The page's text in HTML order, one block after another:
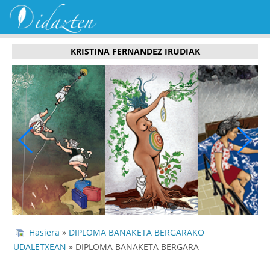
KRISTINA FERNANDEZ IRUDIAK
Hasiera » DIPLOMA BANAKETA BERGARAKO
UDALETXEAN » DIPLOMA BANAKETA BERGARA